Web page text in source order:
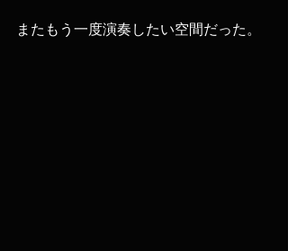
またもう一度演奏したい空間だった。